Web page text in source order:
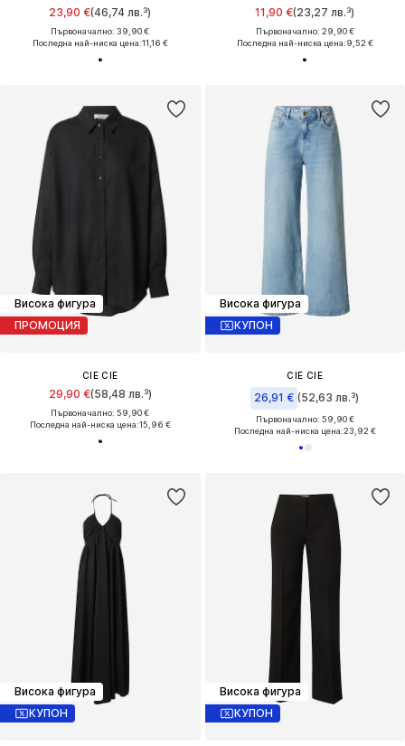
23,90 €(46,74 лв.³)
Първоначално: 39,90 €
Последна най-ниска цена:11,16 €
11,90 €(23,27 лв.³)
Първоначално: 29,90 €
Последна най-ниска цена:9,52 €
Висока фигура
ПРОМОЦИЯ
CIE CIE
29,90 €(58,48 лв.³)
Първоначално: 59,90 €
Последна най-ниска цена:15,96 €
Висока фигура
КУПОН
CIE CIE
26,91 € (52,63 лв.³)
Първоначално: 59,90 €
Последна най-ниска цена:23,92 €
Висока фигура
КУПОН
Висока фигура
КУПОН